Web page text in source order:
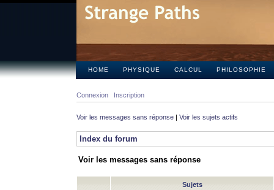
HOME PHYSIQUE CALCUL PHILOSOPHIE
Connexion Inscription
Voir les messages sans réponse | Voir les sujets actifs
Index du forum
Voir les messages sans réponse
Sujets